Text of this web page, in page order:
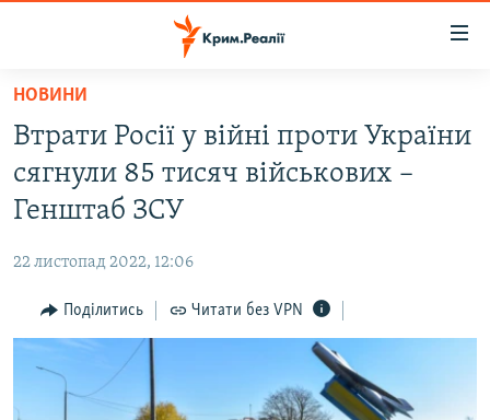
Перейти
основного
матеріалу
Перейти
до
основної
Перейти
до
ВОДА.КРИМ
ВІДЕО ТА ФОТО
БЛОГИ
ПОГЛЯД
ВСЕ ЗА ДЕНЬ
НОВИНИ
Втрати Росії у війні проти України
сягнули 85 тисяч військових –
Генштаб ЗСУ
22 листопад 2022, 12:06
Поділитись Читати без VPN